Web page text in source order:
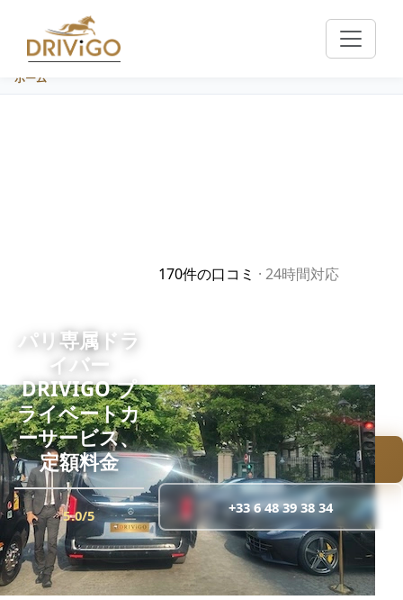
ホーム
パリ専属ドラ
イバー
DRIVIGO プ
ライベートカ
ーサービス、
定額料金
5.0/5
·
170件の口コミ · 24時間対応
セダン129 € から · オルリー — パリ · ~約
32分
見積もりを依頼
+33 6 48 39 38 34
予約時のお支払い · 高速道路・駐車場料金込
み